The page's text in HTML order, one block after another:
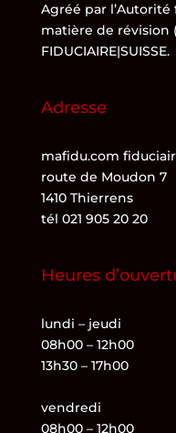
Agréé par l’Autorité
matière de révision
FIDUCIAIRE|SUISSE.
Adresse
mafidu.com
route de Moudon 7
1410 Thierrens
tél 021 905 20 20
Heures
lundi – jeudi
08h00 – 12h00
13h30 – 17h00
vendredi
08h00 – 12h00